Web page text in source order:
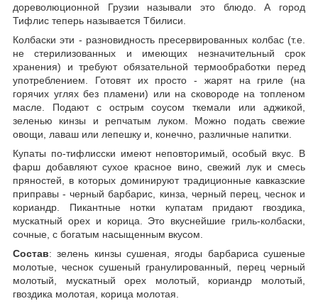
дореволюционной Грузии называли это блюдо. А город
Тифлис теперь называется Тбилиси.
Колбаски эти - разновидность пресервированных колбас (т.е.
не стерилизованных и имеющих незначительный срок
хранения) и требуют обязательной термообработки перед
употреблением. Готовят их просто - жарят на гриле (на
горячих углях без пламени) или на сковороде на топленом
масле. Подают с острым соусом ткемали или аджикой,
зеленью кинзы и репчатым луком. Можно подать свежие
овощи, лаваш или лепешку и, конечно, различные напитки.
Купаты по-тифлисски имеют неповторимый, особый вкус. В
фарш добавляют сухое красное вино, свежий лук и смесь
пряностей, в которых доминируют традиционные кавказские
приправы - черный барбарис, кинза, черный перец, чеснок и
кориандр. Пикантные нотки купатам придают гвоздика,
мускатный орех и корица. Это вкуснейшие гриль-колбаски,
сочные, с богатым насыщенным вкусом.
Состав: зелень кинзы сушеная, ягоды барбариса сушеные
молотые, чеснок сушеный гранулированный, перец черный
молотый, мускатный орех молотый, кориандр молотый,
гвоздика молотая, корица молотая.